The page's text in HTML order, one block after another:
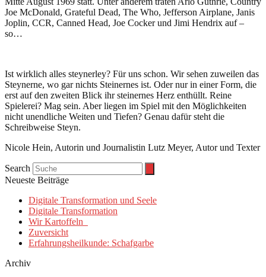
Joe McDonald, Grateful Dead, The Who, Jefferson Airplane, Janis
Joplin, CCR, Canned Head, Joe Cocker und Jimi Hendrix auf –
so…
Ist wirklich alles steynerley? Für uns schon. Wir sehen zuweilen das
Steynerne, wo gar nichts Steinernes ist. Oder nur in einer Form, die
erst auf den zweiten Blick ihr steinernes Herz enthüllt. Reine
Spielerei? Mag sein. Aber liegen im Spiel mit den Möglichkeiten
nicht unendliche Weiten und Tiefen? Genau dafür steht die
Schreibweise Steyn.
Nicole Hein, Autorin und Journalistin Lutz Meyer, Autor und Texter
Search
Neueste Beiträge
Digitale Transformation und Seele
Digitale Transformation
Wir Kartoffeln
Zuversicht
Erfahrungsheilkunde: Schafgarbe
Archiv